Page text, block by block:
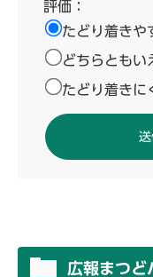
評価：
たどり着きや
どちらともい
たどり着きに
広報まつ